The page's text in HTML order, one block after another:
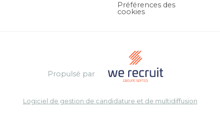
Préférences des
cookies
Propulsé par
Logiciel de gestion de candidature et de multidiffusion